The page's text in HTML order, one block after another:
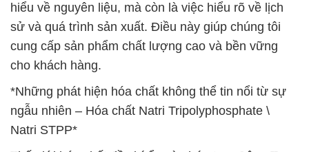
hiểu về nguyên liệu, mà còn là việc hiểu rõ về lịch
sử và quá trình sản xuất. Điều này giúp chúng tôi
cung cấp sản phẩm chất lượng cao và bền vững
cho khách hàng.
*Những phát hiện hóa chất không thể tin nổi từ sự
ngẫu nhiên – Hóa chất Natri Tripolyphosphate \
Natri STPP*